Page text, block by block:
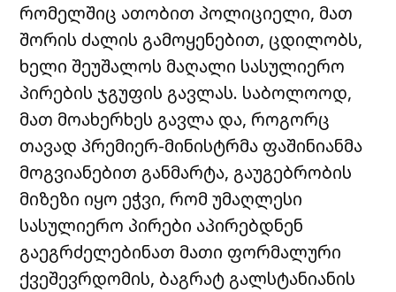
რომელშიც ათობით პოლიციელი, მათ
შორის ძალის გამოყენებით, ცდილობს,
ხელი შეუშალოს მაღალი სასულიერო
პირების ჯგუფის გავლას. საბოლოოდ,
მათ მოახერხეს გავლა და, როგორც
თავად პრემიერ-მინისტრმა ფაშინიანმა
მოგვიანებით განმარტა, გაუგებრობის
მიზეზი იყო ეჭვი, რომ უმაღლესი
სასულიერო პირები აპირებდნენ
გაეგრძელებინათ მათი ფორმალური
ქვეშევრდომის, ბაგრატ გალსტანიანის